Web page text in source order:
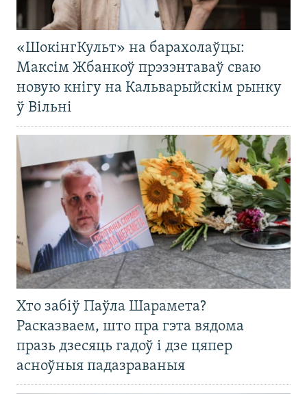
«ШокінгКульт» на барахолаўцы:
Максім Жбанкоў прэзэнтаваў сваю
новую кнігу на Кальварыйскім рынку
ў Вільні
Хто забіў Паўла Шарамета?
Расказваем, што пра гэта вядома
празь дзесяць гадоў і дзе цяпер
асноўныя падазраваныя